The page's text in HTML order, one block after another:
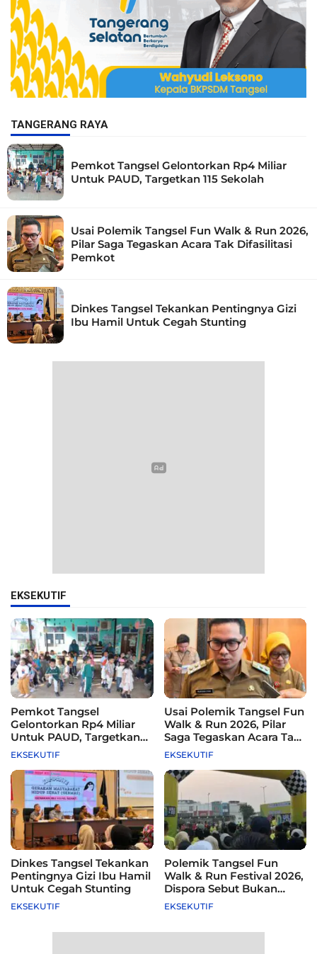
TANGERANG RAYA
Pemkot Tangsel Gelontorkan Rp4 Miliar
Untuk PAUD, Targetkan 115 Sekolah
Usai Polemik Tangsel Fun Walk & Run 2026,
Pilar Saga Tegaskan Acara Tak Difasilitasi
Pemkot
Dinkes Tangsel Tekankan Pentingnya Gizi
Ibu Hamil Untuk Cegah Stunting
EKSEKUTIF
Pemkot Tangsel
Gelontorkan Rp4 Miliar
Untuk PAUD, Targetkan
115 Sekolah
EKSEKUTIF
Usai Polemik Tangsel Fun
Walk & Run 2026, Pilar
Saga Tegaskan Acara Tak
Difasilitasi Pemkot
EKSEKUTIF
Dinkes Tangsel Tekankan
Pentingnya Gizi Ibu Hamil
Untuk Cegah Stunting
EKSEKUTIF
Polemik Tangsel Fun
Walk & Run Festival 2026,
Dispora Sebut Bukan
Agenda Pemkot
EKSEKUTIF